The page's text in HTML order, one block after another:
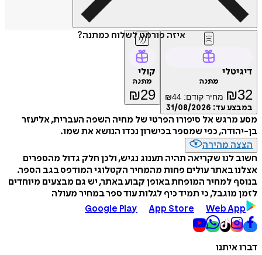
איזה פורמט לשלוח כמתנה?
דיגיטלי
מתנה
₪32 מחיר קודם: ₪44
במבצע עד: 31/08/2026
קולי
מתנה
₪29
מסע מרגש אל סיפורו הפרטי של מחיה השפה העברית, אליעזר
בן-יהודה, כפי שמספר בכישרון נכדו הנושא את שמו.
הצצה מהירה
חשוב לנו שקריאה תהיה תענוג נגיש, ולכן חלק גדול מהספרים
אצלנו באתר עולים פחות מהמחיר הקטלוגי המודפס בגב הספר.
בנוסף למחיר המופחת באופן קבוע באתר, יש גם מבצעים מיוחדים
לזמן מוגבל, כי תמיד כיף לגלות עוד ספר במחיר מעולה
Google Play
App Store Web App
דברו איתנו